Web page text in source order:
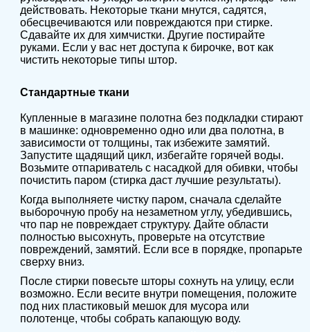
действовать. Некоторые ткани мнутся, садятся,
обесцвечиваются или повреждаются при стирке.
Сдавайте их для химчистки. Другие постирайте
руками. Если у вас нет доступа к бирочке, вот как
чистить некоторые типы штор.
Стандартные ткани
Купленные в магазине полотна без подкладки стирают
в машинке: одновременно одно или два полотна, в
зависимости от толщины, так избежите замятий.
Запустите щадящий цикл, избегайте горячей воды.
Возьмите отпариватель с насадкой для обивки, чтобы
почистить паром (стирка даст лучшие результаты).
Когда выполняете чистку паром, сначала сделайте
выборочную пробу на незаметном углу, убедившись,
что пар не повреждает структуру. Дайте области
полностью высохнуть, проверьте на отсутствие
повреждений, замятий. Если все в порядке, пропарьте
сверху вниз.
После стирки повесьте шторы сохнуть на улицу, если
возможно. Если весите внутри помещения, положите
под них пластиковый мешок для мусора или
полотенце, чтобы собрать капающую воду.